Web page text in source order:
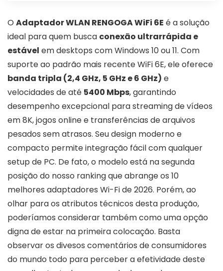
O Adaptador WLAN RENGOGA WiFi 6E é a solução
ideal para quem busca conexão ultrarrápida e
estável em desktops com Windows 10 ou 11. Com
suporte ao padrão mais recente WiFi 6E, ele oferece
banda tripla (2,4 GHz, 5 GHz e 6 GHz) e
velocidades de até 5400 Mbps, garantindo
desempenho excepcional para streaming de vídeos
em 8K, jogos online e transferências de arquivos
pesados sem atrasos. Seu design moderno e
compacto permite integração fácil com qualquer
setup de PC. De fato, o modelo está na segunda
posição do nosso ranking que abrange os 10
melhores adaptadores Wi-Fi de 2026. Porém, ao
olhar para os atributos técnicos desta produção,
poderíamos considerar também como uma opção
digna de estar na primeira colocação. Basta
observar os divesos comentários de consumidores
do mundo todo para perceber a efetividade deste